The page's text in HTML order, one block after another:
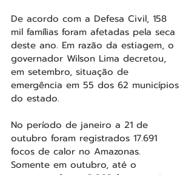
De acordo com a Defesa Civil, 158
mil famílias foram afetadas pela seca
deste ano. Em razão da estiagem, o
governador Wilson Lima decretou,
em setembro, situação de
emergência em 55 dos 62 municípios
do estado.
No período de janeiro a 21 de
outubro foram registrados 17.691
focos de calor no Amazonas.
Somente em outubro, até o